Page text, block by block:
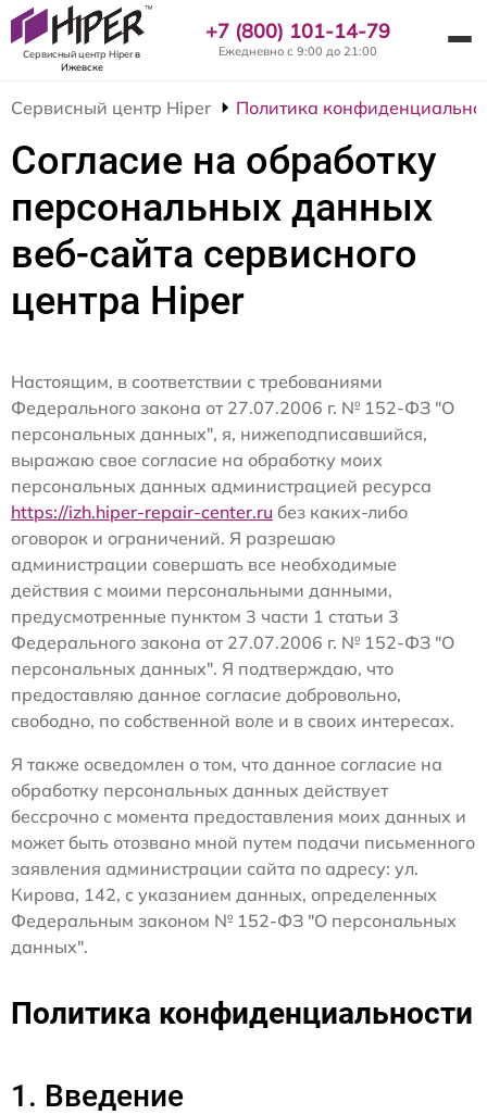
Сервисный центр Hiperв
Ижевске
+7 (800) 101-14-79
Ежедневно с 9:00 до 21:00
Сервисный центр Hiper Политика
Согласие на обработку
персональных данных
веб-сайта сервисного
центра Hiper
Настоящим, в соответствии с требованиями
Федерального закона от 27.07.2006 г. № 152-ФЗ "О
персональных данных", я, нижеподписавшийся,
выражаю свое согласие на обработку моих
персональных данных администрацией ресурса
https://izh.hiper-repair-center.ru без каких-либо
оговорок и ограничений. Я разрешаю
администрации совершать все необходимые
действия с моими персональными данными,
предусмотренные пунктом 3 части 1 статьи 3
Федерального закона от 27.07.2006 г. № 152-ФЗ "О
персональных данных". Я подтверждаю, что
предоставляю данное согласие добровольно,
свободно, по собственной воле и в своих интересах.
Я также осведомлен о том, что данное согласие на
обработку персональных данных действует
бессрочно с момента предоставления моих данных и
может быть отозвано мной путем подачи письменного
заявления администрации сайта по адресу: ул.
Кирова, 142, с указанием данных, определенных
Федеральным законом № 152-ФЗ "О персональных
данных".
Политика конфиденциальности
1. Введение